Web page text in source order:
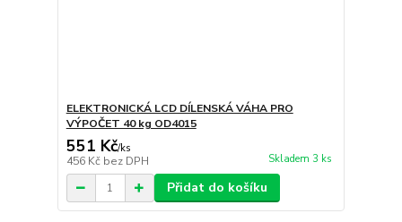
ELEKTRONICKÁ LCD DÍLENSKÁ VÁHA PRO
VÝPOČET 40 kg OD4015
551 Kč/ks
456 Kč bez DPH Skladem 3 ks
Přidat do košíku